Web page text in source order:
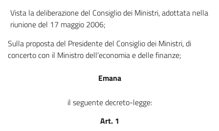
Vista la deliberazione del Consiglio dei Ministri, adottata nella
riunione del 17 maggio 2006;
Sulla proposta del Presidente del Consiglio dei Ministri, di
concerto con il Ministro dell'economia e delle finanze;
Emana
il seguente decreto-legge:
Art. 1